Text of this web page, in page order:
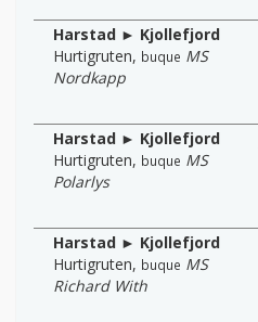
Harstad ► Kjollefjord
Hurtigruten, buque MS
Nordkapp
Harstad ► Kjollefjord
Hurtigruten, buque MS
Polarlys
Harstad ► Kjollefjord
Hurtigruten, buque MS
Richard With